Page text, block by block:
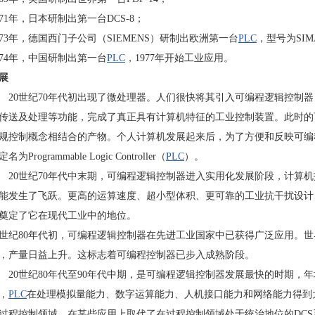
年，日本研制出第一台DCS-8 ；
年，德国西门子公司（ SIEMENS ）研制出欧洲第一台PLC ，型号为
年，中国研制出第一台PLC ， 1977年开始工业应用。
20世纪70年代初出现了微处理器。人们很快将其引入可编程逻辑控制
送及处理等功能，完成了真正具有计算机特征的工业控制装置。此时
控制概念相结合的产物。个人计算机发展起来后，为了方便和反映可
名为Programmable Logic Controller （PLC）。
20世纪70年代中末期，可编程逻辑控制器进入实用化发展阶段，计算
发生了飞跃。更高的运算速度、超小型体积、更可靠的工业抗干扰设
定了它在现代工业中的地位。
纪80年代初，可编程逻辑控制器在先进工业国家中已获得广泛应用。
产量日益上升。这标志着可编程控制器已步入成熟阶段。
20世纪80年代至90年代中期，是可编程逻辑控制器发展最快的时期，
PLC在处理模拟量能力、数字运算能力、人机接口能力和网络能力得